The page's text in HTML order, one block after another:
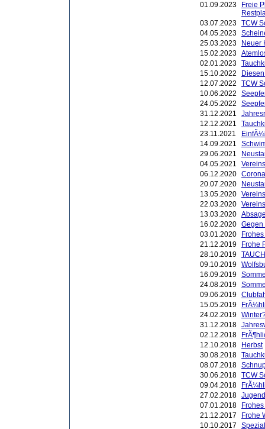
01.09.2023
Freie
03.07.2023 TCW
04.05.2023
25.03.2023
Neuer
15.02.2023
02.01.2023
15.10.2022
12.07.2022
TCW
10.06.2022
24.05.2022
31.12.2021
12.12.2021
23.11.2021
14.09.2021
29.06.2021
04.05.2021
06.12.2020
20.07.2020
13.05.2020
22.03.2020
13.03.2020
16.02.2020 Gegen
03.01.2020
21.12.2019
Frohe
28.10.2019
09.10.2019
16.09.2019
24.08.2019
09.06.2019
15.05.2019
24.02.2019
31.12.2018
02.12.2018
12.10.2018
Herbst
30.08.2018
08.07.2018
30.06.2018 TCW
09.04.2018
27.02.2018
07.01.2018
21.12.2017
Frohe
10.10.2017